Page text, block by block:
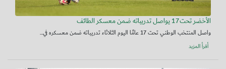
الأخضر تحت17 يواصل تدريباته ضمن معسكر الطائف
واصل المنتخب الوطني تحت 17 عامًا اليوم الثلاثاء تدريباته ضمن معسكره في...
أقرأ المزيد